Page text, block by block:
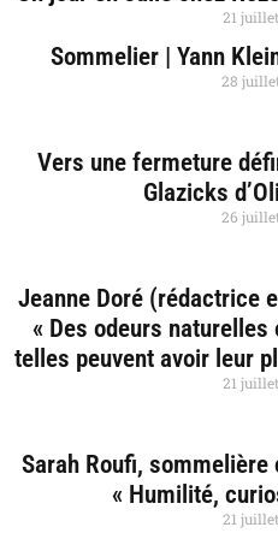
21
Sommelier | Yann
28
Vers une fermeture
Glazicks
26
Jeanne Doré (rédactrice
« Des odeurs
telles peuvent avoir leur
21
Sarah Roufi, sommelière
« Humilité,
21